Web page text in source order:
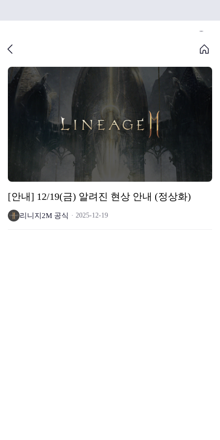
[안내] 12/19(금) 알려진 현상 안내 (정상화)
리니지2M 공식 2025-12-19